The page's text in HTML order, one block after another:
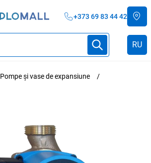
+373 69 83 44 42
RU
Pompe și vase de expansiune